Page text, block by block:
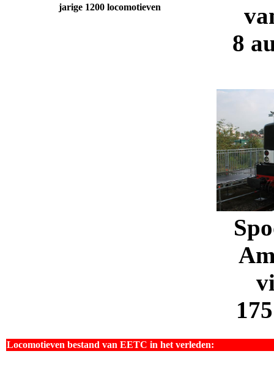
jarige 1200 locomotieven
8
Locomotieven bestand van EETC in het verleden: